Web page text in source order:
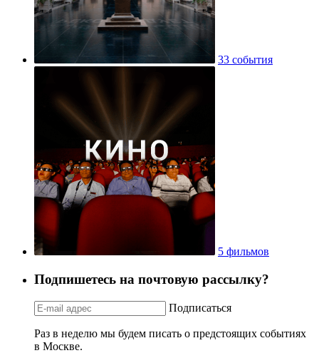
33 события
5 фильмов
Подпишетесь на почтовую рассылку?
Подписаться
Раз в неделю мы будем писать о предстоящих событиях
в Москве.